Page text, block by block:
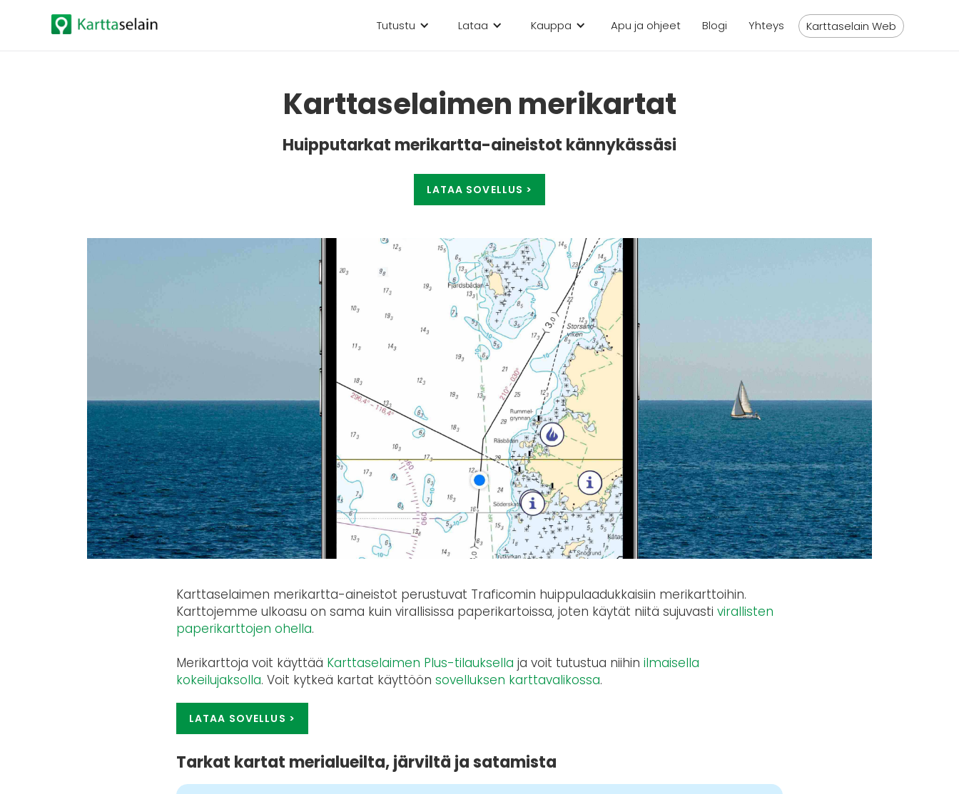
Tutustu Lataa Kauppa Apu ja ohjeet Blogi Yhteys Karttaselain Web
Karttaselaimen merikartat
Huipputarkat merikartta-aineistot kännykässäsi
LATAA SOVELLUS >
Karttaselaimen merikartta-aineistot perustuvat Traficomin huippulaadukkaisiin merikarttoihin.
Karttojemme ulkoasu on sama kuin virallisissa paperikartoissa, joten käytät niitä sujuvasti virallisten
paperikarttojen ohella.
Merikarttoja voit käyttää Karttaselaimen Plus-tilauksella ja voit tutustua niihin ilmaisella
kokeilujaksolla. Voit kytkeä kartat käyttöön sovelluksen karttavalikossa.
LATAA SOVELLUS >
Tarkat kartat merialueilta, järviltä ja satamista